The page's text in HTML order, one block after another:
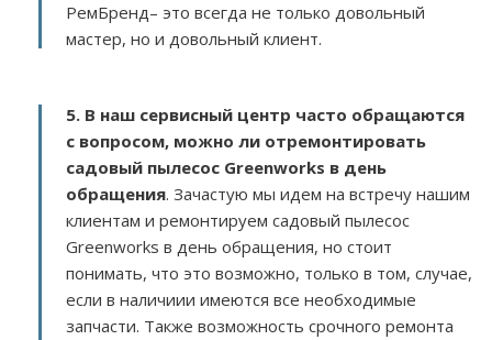
РемБренд– это всегда не только довольный
мастер, но и довольный клиент.
5. В наш сервисный центр часто обращаются
с вопросом, можно ли отремонтировать
садовый пылесос Greenworks в день
обращения. Зачастую мы идем на встречу нашим
клиентам и ремонтируем садовый пылесос
Greenworks в день обращения, но стоит
понимать, что это возможно, только в том, случае,
если в наличиии имеются все необходимые
запчасти. Также возможность срочного ремонта